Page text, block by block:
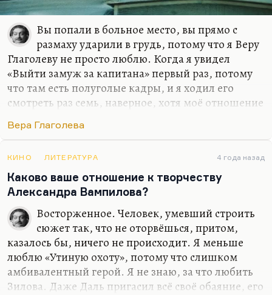
Вы попали в больное место, вы прямо с
размаху ударили в грудь, потому что я Веру
Глаголеву не просто люблю. Когда я увидел
«Выйти замуж за капитана» первый раз, потому
что там есть полуголые кадры, и я ходил его
смотреть раз семь, наверное, хотя моё отношение
А увидел я её впервые в фильме «Искренне
Соломину — и в результате, мне кажется,
переиграла его, просто съела, как и съела её
героиня.
Она мне всегда представлялась идеалом женской
красоты, вот ничего не поделаешь. Конечно, надо
бы здесь говорить о её замечательном
режиссёрском даре (экранизация «Месяца в
деревне» мне очень нравится), надо бы, наверное,
…
Вера Глаголева
КИНО ЛИТЕРАТУРА 4 года назад
Каково ваше отношение к творчеству
Александра Вампилова?
Восторженное. Человек, умевший строить
сюжет так, что не оторвёшься, притом,
казалось бы, ничего не происходит. Я меньше
люблю «Утиную охоту», потому что слишком
амбивалентный герой. Я не знаю, за что любить
Зилова. Даже Даль пригасил всё своё обаяние, его